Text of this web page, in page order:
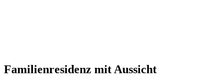
Familienresidenz mit Aussicht